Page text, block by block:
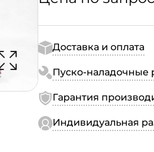
Доставка и оплата
Пуско-наладочные
Гарантия
Индивидуальная